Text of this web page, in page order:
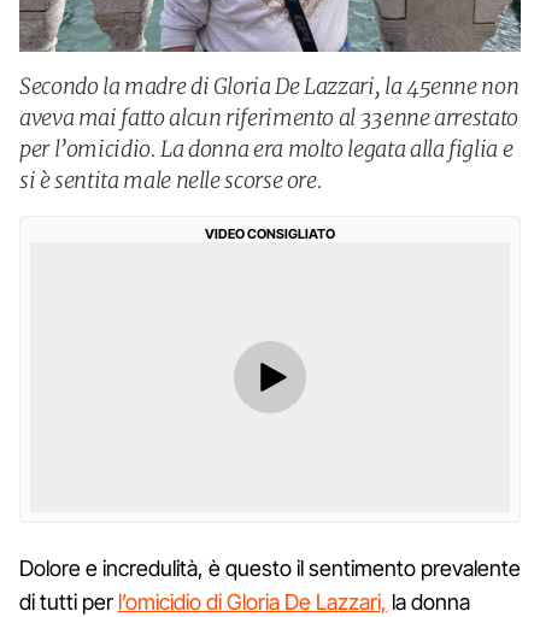
Secondo la madre di Gloria De Lazzari, la 45enne non
aveva mai fatto alcun riferimento al 33enne arrestato
per l’omicidio. La donna era molto legata alla figlia e
si è sentita male nelle scorse ore.
VIDEO CONSIGLIATO
Dolore e incredulità, è questo il sentimento prevalente
di tutti per l’omicidio di Gloria De Lazzari, la donna